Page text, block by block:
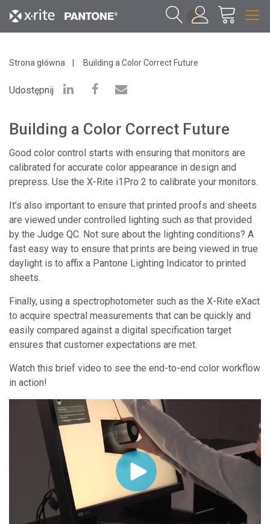
1
Strona główna Building a Color Correct Future
Udostępnij
Building a Color Correct Future
Good color control starts with ensuring that monitors are
calibrated for accurate color appearance in design and
prepress. Use the X-Rite i1Pro 2 to calibrate your monitors.
It’s also important to ensure that printed proofs and sheets
are viewed under controlled lighting such as that provided
by the Judge QC. Not sure about the lighting conditions? A
fast easy way to ensure that prints are being viewed in true
daylight is to affix a Pantone Lighting Indicator to printed
sheets.
Finally, using a spectrophotometer such as the X-Rite eXact
to acquire spectral measurements that can be quickly and
easily compared against a digital specification target
ensures that customer expectations are met.
Watch this brief video to see the end-to-end color workflow
in action!